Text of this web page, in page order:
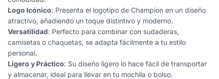
Logo Icónico: Presenta el logotipo de Champion en un diseño
atractivo, añadiendo un toque distintivo y moderno.
Versatilidad: Perfecto para combinar con sudaderas,
camisetas o chaquetas, se adapta fácilmente a tu estilo
personal.
Ligero y Práctico: Su diseño ligero lo hace fácil de transportar
y almacenar, ideal para llevar en tu mochila o bolso.